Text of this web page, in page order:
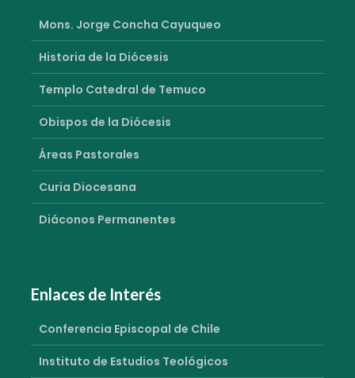
Mons. Jorge Concha Cayuqueo
Historia de la Diócesis
Templo Catedral de Temuco
Obispos de la Diócesis
Áreas Pastorales
Curia Diocesana
Diáconos Permanentes
Enlaces de Interés
Conferencia Episcopal de Chile
Instituto de Estudios Teológicos